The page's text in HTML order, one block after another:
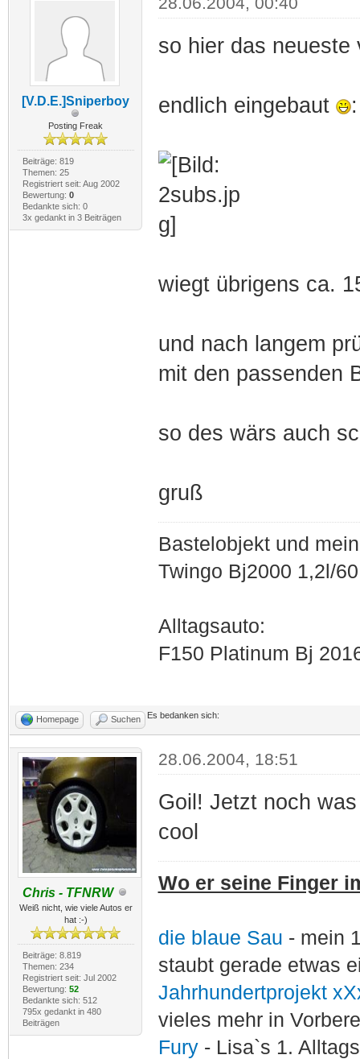
[V.D.E.]Sniperboy
Posting Freak
Beiträge: 819
Themen: 25
Registriert seit: Aug 2002
Bewertung: 0
Bedankte sich: 0
3x gedankt in 3 Beiträgen
so hier das neueste
endlich eingebaut :
wiegt übrigens ca.
und nach langem
mit den passenden
so des wärs auch
gruß
Bastelobjekt und
Twingo Bj2000 1,2l/
Alltagsauto:
F150 Platinum Bj
Homepage Suchen Es bedanken sich:
Chris - TFNRW
Weiß nicht, wie viele Autos er
hat :-)
Beiträge: 8.819
Themen: 234
Registriert seit: Jul 2002
Bewertung: 52
Bedankte sich: 512
795x gedankt in 480
Beiträgen
28.06.2004, 18:51
Goil! Jetzt noch
cool
Wo er seine Finger
die blaue Sau - mein
staubt gerade etwas
Jahrhundertprojekt
vieles mehr in
Fury - Lisa`s 1.